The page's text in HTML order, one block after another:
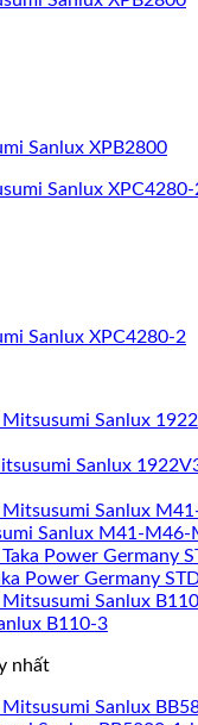
Sanlux XPB2800
Sanlux XPC4280-2
Sanlux
Sanlux M41-M46-
Power Germany
B110-3
nhất